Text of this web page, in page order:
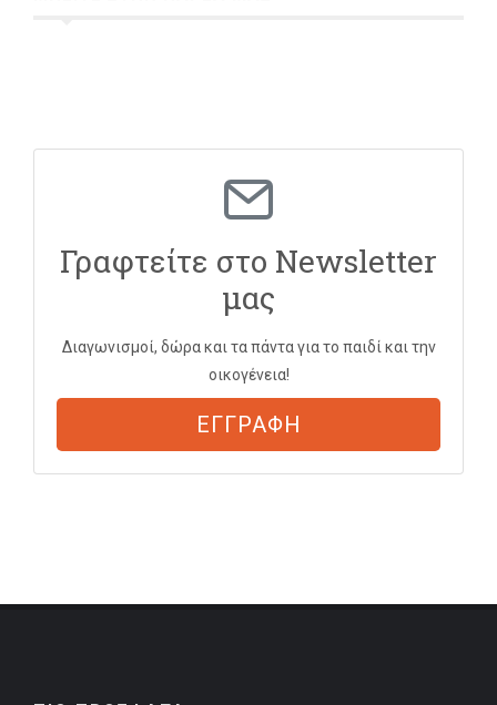
Γραφτείτε στο Newsletter
μας
Διαγωνισμοί, δώρα και τα πάντα για το παιδί και την
οικογένεια!
ΕΓΓΡΑΦΗ